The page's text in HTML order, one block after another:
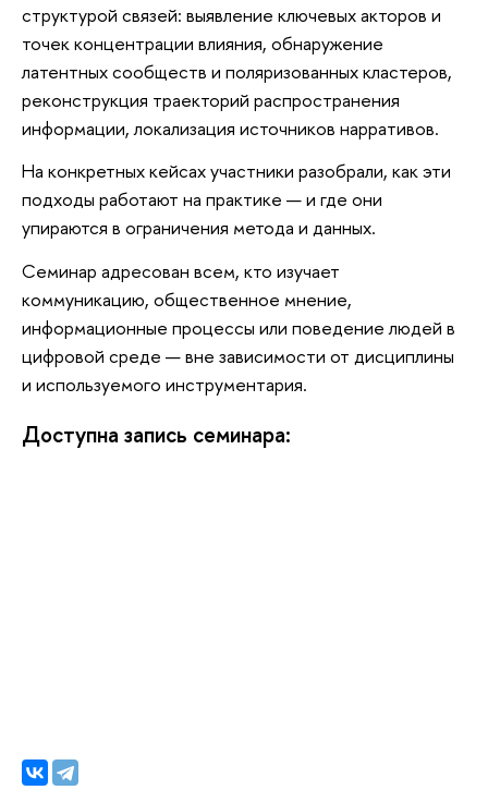
структурой связей: выявление ключевых акторов и
точек концентрации влияния, обнаружение
латентных сообществ и поляризованных кластеров,
реконструкция траекторий распространения
информации, локализация источников нарративов.
На конкретных кейсах участники разобрали, как эти
подходы работают на практике — и где они
упираются в ограничения метода и данных.
Семинар адресован всем, кто изучает
коммуникацию, общественное мнение,
информационные процессы или поведение людей в
цифровой среде — вне зависимости от дисциплины
и используемого инструментария.
Доступна запись семинара: